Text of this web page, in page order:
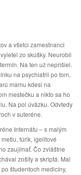
a všetci zamestnanci
zo skúšky. Neurobil
Na ten už neprišiel.
na psychiatrii po tom,
mamu kdesi na
mestečku a nikto sa ho
Na pol úväzku. Odvtedy
v suteréne.
Internátu – s malým
fúrik, igelitové
zaujímať. Čo zvláštne
zošity a skriptá. Mal
študentoch medicíny,